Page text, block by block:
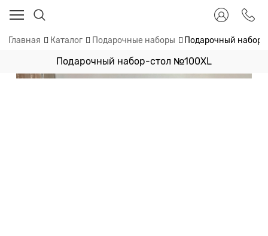
Главная Каталог Подарочные наборы Подарочный
Подарочный набор-стол №100ХL